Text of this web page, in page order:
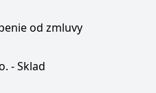
od zmluvy
- Sklad